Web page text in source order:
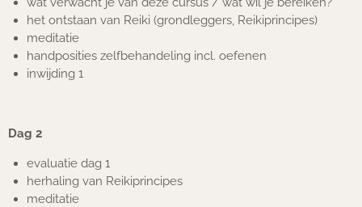
het ontstaan van Reiki (grondleggers, Reikiprincipes)
meditatie
handposities zelfbehandeling incl. oefenen
inwijding 1
Dag 2
evaluatie dag 1
herhaling van Reikiprincipes
meditatie